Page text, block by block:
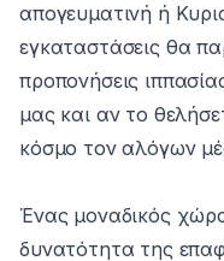
απογευματινή ή
εγκαταστάσεις θα
προπονήσεις
μας και αν το
κόσμο τον αλόγων
Ένας μοναδικός
δυνατότητα της